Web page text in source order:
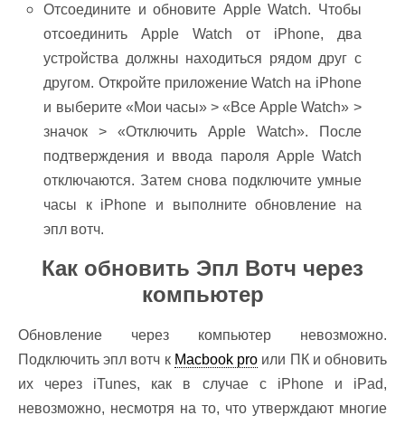
Отсоедините и обновите Apple Watch. Чтобы
отсоединить Apple Watch от iPhone, два
устройства должны находиться рядом друг с
другом. Откройте приложение Watch на iPhone
и выберите «Мои часы» > «Все Apple Watch» >
значок > «Отключить Apple Watch». После
подтверждения и ввода пароля Apple Watch
отключаются. Затем снова подключите умные
часы к iPhone и выполните обновление на
эпл вотч.
Как обновить Эпл Вотч через
компьютер
Обновление через компьютер невозможно.
Подключить эпл вотч к Macbook pro или ПК и обновить
их через iTunes, как в случае с iPhone и iPad,
невозможно, несмотря на то, что утверждают многие